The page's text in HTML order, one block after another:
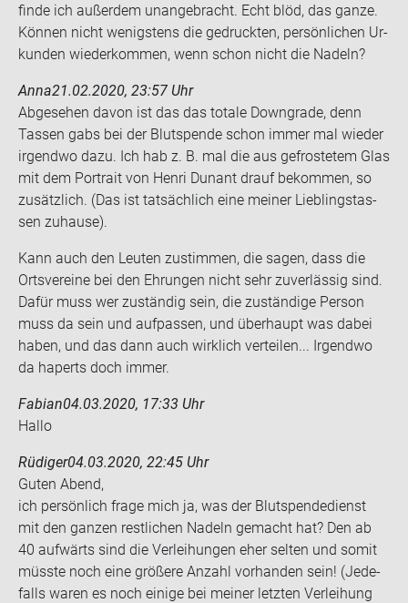
finde ich au­ßer­dem un­an­ge­bracht. Echt blöd, das ganze.
Kön­nen nicht we­nigs­tens die ge­druck­ten, per­sön­li­chen Ur­
kun­den wie­der­kom­men, wenn schon nicht die Na­deln?
Anna21.02.2020, 23:57 Uhr
Ab­ge­se­hen davon ist das das to­ta­le Down­gra­de, denn
Tas­sen gabs bei der Blut­spen­de schon immer mal wie­der
ir­gend­wo dazu. Ich hab z. B. mal die aus ge­fros­te­tem Glas
mit dem Por­trait von Henri Dun­ant drauf be­kom­men, so
zu­sätz­lich. (Das ist tat­säch­lich eine mei­ner Lieb­lings­tas­
sen zu­hau­se).
Kann auch den Leu­ten zu­stim­men, die sagen, dass die
Orts­ver­ei­ne bei den Eh­run­gen nicht sehr zu­ver­läs­sig sind.
Dafür muss wer zu­stän­dig sein, die zu­stän­di­ge Per­son
muss da sein und auf­pas­sen, und über­haupt was dabei
haben, und das dann auch wirk­lich ver­tei­len... Ir­gend­wo
da ha­perts doch immer.
Fabian04.03.2020, 17:33 Uhr
Hallo
Rüdiger04.03.2020, 22:45 Uhr
Guten Abend,
ich per­sön­lich frage mich ja, was der Blut­spen­de­dienst
mit den gan­zen rest­li­chen Na­deln ge­macht hat? Den ab
40 auf­wärts sind die Ver­lei­hun­gen eher sel­ten und somit
müss­te noch eine grö­ße­re An­zahl vor­han­den sein! (Je­de­
falls waren es noch ei­ni­ge bei mei­ner letz­ten Ver­lei­hung